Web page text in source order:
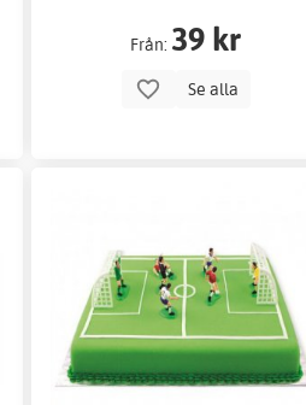
Från: 39 kr
Se alla